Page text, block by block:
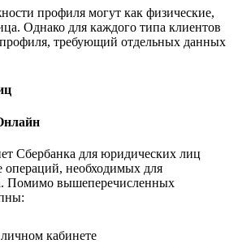
профиля могут как физические,
Однако для каждого типа клиентов
требующий отдельных данных
Сбербанка для юридических лиц
операций, необходимых для
Помимо вышеперечисленных
кабинете